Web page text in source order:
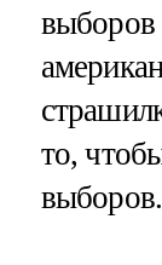
выборов
то,
выборов.